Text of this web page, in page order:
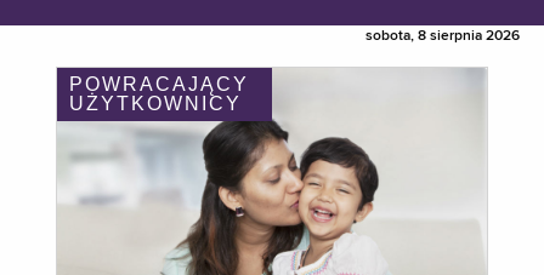
sobota, 8 sierpnia 2026
POWRACAJĄCY
UŻYTKOWNICY